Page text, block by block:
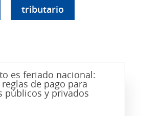
tributario
es feriado nacional:
de pago para
públicos y privados